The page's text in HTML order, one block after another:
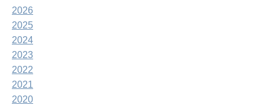
2026
2025
2024
2023
2022
2021
2020